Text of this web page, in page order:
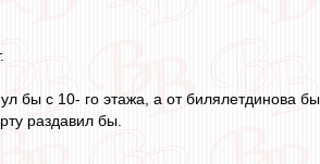
бы с 10- го этажа, а от билялетдинова
раздавил бы.